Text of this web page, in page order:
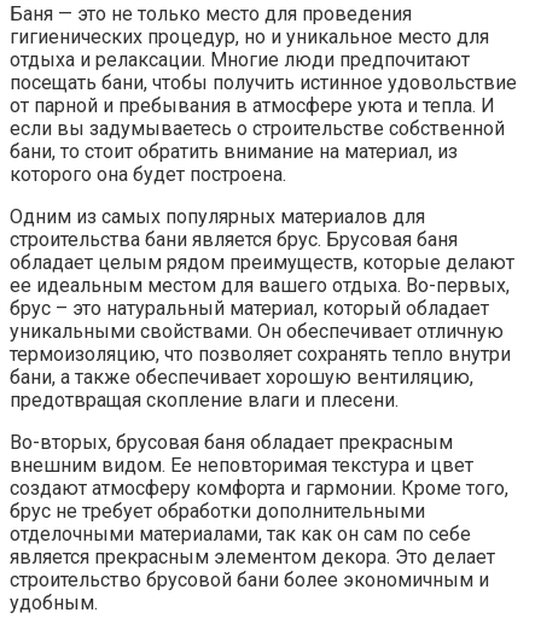
Баня — это не только место для проведения
гигиенических процедур, но и уникальное место для
отдыха и релаксации. Многие люди предпочитают
посещать бани, чтобы получить истинное удовольствие
от парной и пребывания в атмосфере уюта и тепла. И
если вы задумываетесь о строительстве собственной
бани, то стоит обратить внимание на материал, из
которого она будет построена.
Одним из самых популярных материалов для
строительства бани является брус. Брусовая баня
обладает целым рядом преимуществ, которые делают
ее идеальным местом для вашего отдыха. Во-первых,
брус – это натуральный материал, который обладает
уникальными свойствами. Он обеспечивает отличную
термоизоляцию, что позволяет сохранять тепло внутри
бани, а также обеспечивает хорошую вентиляцию,
предотвращая скопление влаги и плесени.
Во-вторых, брусовая баня обладает прекрасным
внешним видом. Ее неповторимая текстура и цвет
создают атмосферу комфорта и гармонии. Кроме того,
брус не требует обработки дополнительными
отделочными материалами, так как он сам по себе
является прекрасным элементом декора. Это делает
строительство брусовой бани более экономичным и
удобным.